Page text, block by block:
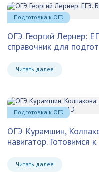
ОГЭ Георгий Лернер:
справочник для
Читать далее
Подготовка к ОГЭ
ОГЭ Курамшин,
навигатор. Готовимся
Читать далее
Подготовка к ОГЭ